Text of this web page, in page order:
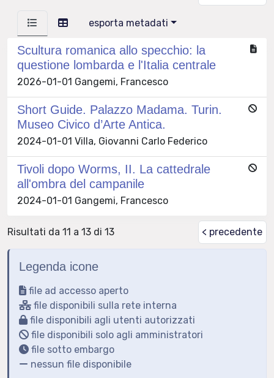
esporta metadati
Scultura romanica allo specchio: la
questione lombarda e l'Italia centrale
2026-01-01 Gangemi, Francesco
Short Guide. Palazzo Madama. Turin.
Museo Civico d’Arte Antica.
2024-01-01 Villa, Giovanni Carlo Federico
Tivoli dopo Worms, II. La cattedrale
all'ombra del campanile
2024-01-01 Gangemi, Francesco
Risultati da 11 a 13 di 13 < precedente
Legenda icone
file ad accesso aperto
file disponibili sulla rete interna
file disponibili agli utenti autorizzati
file disponibili solo agli amministratori
file sotto embargo
nessun file disponibile